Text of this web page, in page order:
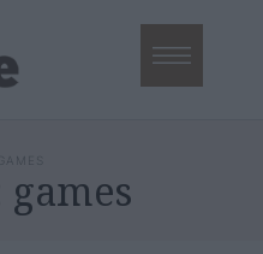
GAMES
games